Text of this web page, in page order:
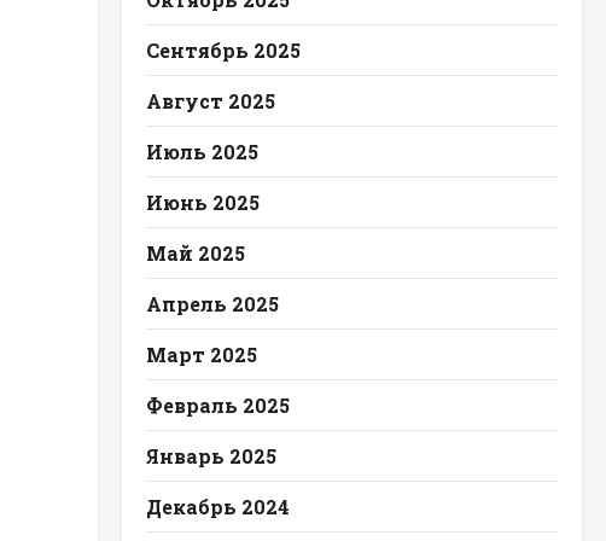
Сентябрь 2025
Август 2025
Июль 2025
Июнь 2025
Май 2025
Апрель 2025
Март 2025
Февраль 2025
Январь 2025
Декабрь 2024